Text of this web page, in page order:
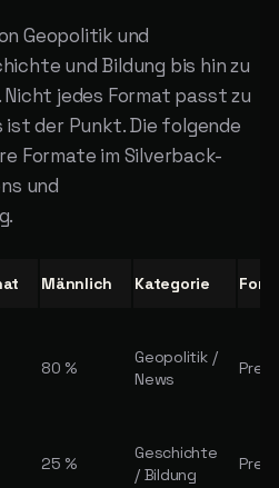
Geopolitik und
und Bildung bis hin zu
jedes Format passt zu
ist der Punkt. Die folgende
Formate im Silverback-
und
Männlich Kategorie
80 %
Geopolitik /
News
Pre /
25 %
Geschichte
/ Bildung
Pre /